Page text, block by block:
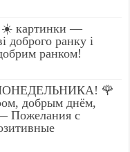
картинки —
доброго ранку і
ранком!
🌹
добрым днём,
Пожелания с